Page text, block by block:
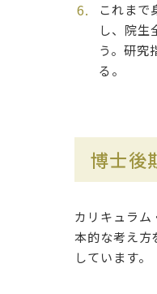
これまで
し、院生
う。研究
る。
博士後
カリキュラム
本的な考え方
しています。